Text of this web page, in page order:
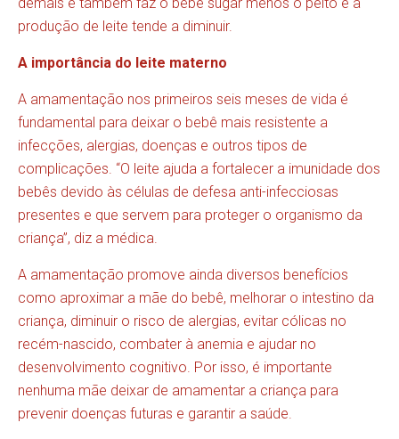
produção de leite tende a diminuir.
A importância do leite materno
A amamentação nos primeiros seis meses de vida é
fundamental para deixar o bebê mais resistente a
infecções, alergias, doenças e outros tipos de
complicações. “O leite ajuda a fortalecer a imunidade dos
bebês devido às células de defesa anti-infecciosas
presentes e que servem para proteger o organismo da
criança”, diz a médica.
A amamentação promove ainda diversos benefícios
como aproximar a mãe do bebê, melhorar o intestino da
criança, diminuir o risco de alergias, evitar cólicas no
recém-nascido, combater à anemia e ajudar no
desenvolvimento cognitivo. Por isso, é importante
nenhuma mãe deixar de amamentar a criança para
prevenir doenças futuras e garantir a saúde.